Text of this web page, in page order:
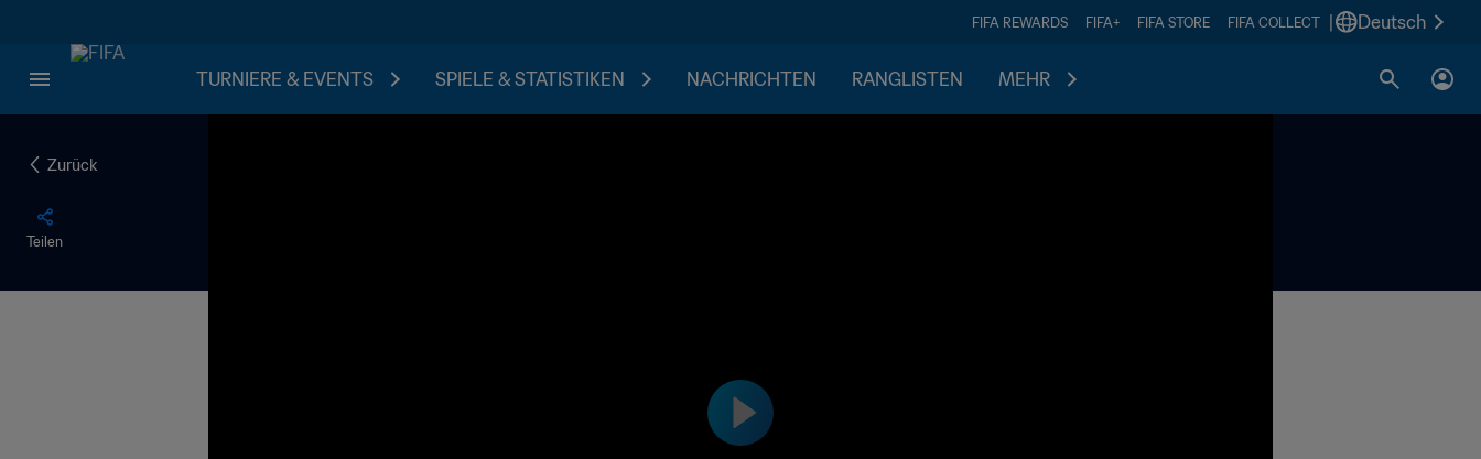
FIFA REWARDS FIFA+ FIFA STORE FIFA COLLECT Deutsch
TURNIERE & EVENTS SPIELE & STATISTIKEN NACHRICHTEN RANGLISTEN MEHR
Zurück
Teilen